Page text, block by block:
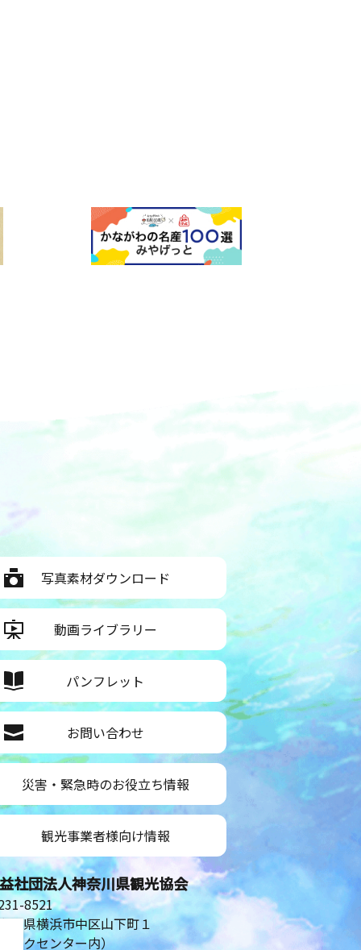
写真素材ダウンロード
動画ライブラリー
パンフレット
お問い合わせ
災害・緊急時のお役立ち情報
観光事業者様向け情報
社団法人神奈川県観光協会
8521
川県横浜市中区山下町１
シルクセンター内）